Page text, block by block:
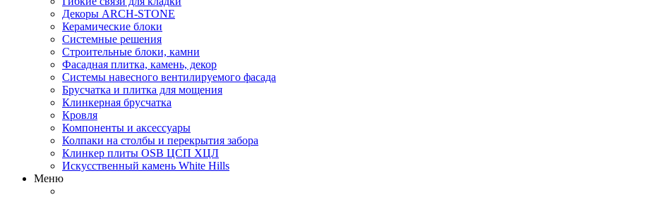
Декоры ARCH-STONE
Керамические блоки
Системные решения
Строительные блоки, камни
Фасадная плитка, камень, декор
Системы навесного вентилируемого фасада
Брусчатка и плитка для мощения
Клинкерная брусчатка
Кровля
Компоненты и аксессуары
Колпаки на столбы и перекрытия забора
Клинкер плиты OSB ЦСП ХЦЛ
Искусственный камень White Hills
Меню